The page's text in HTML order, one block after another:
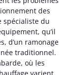
des
spécialiste du
qu’il
d’un ramonage
traditionnel.
où les
varient